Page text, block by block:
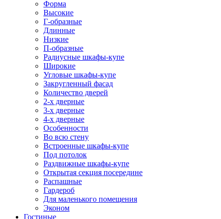
Форма
Высокие
Г-образные
Длинные
Низкие
П-образные
Радиусные шкафы-купе
Широкие
Угловые шкафы-купе
Закругленный фасад
Количество дверей
2-х дверные
3-х дверные
4-х дверные
Особенности
Во всю стену
Встроенные шкафы-купе
Под потолок
Раздвижные шкафы-купе
Открытая секция посередине
Распашные
Гардероб
Для маленького помещения
Эконом
Гостиные